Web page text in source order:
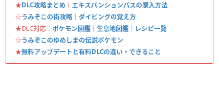
★DLC攻略まとめ ｜ エキスパンションパスの購入方法
☆うみぞこの街攻略 ｜ ダイビングの覚え方
★DLC対応： ポケモン図鑑 ｜ 生息地図鑑 ｜ レシピ一覧
☆うみぞこのゆめしまの伝説ポケモン
★無料アップデートと有料DLCの違い・できること